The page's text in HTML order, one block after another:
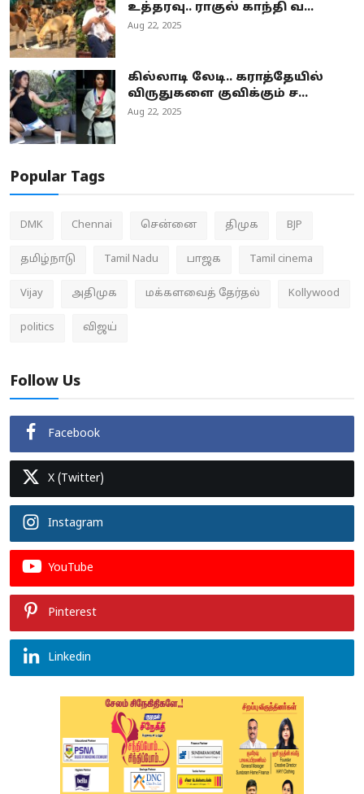
உத்தரவு.. ராகுல் காந்தி வ...
Aug 22, 2025
கில்லாடி லேடி.. கராத்தேயில்
விருதுகளை குவிக்கும் ச...
Aug 22, 2025
Popular Tags
DMK Chennai சென்னை திமுக BJP
தமிழ்நாடு Tamil Nadu பாஜக Tamil cinema
Vijay அதிமுக மக்களவைத் தேர்தல் Kollywood
politics விஜய்
Follow Us
Facebook
X (Twitter)
Instagram
YouTube
Pinterest
Linkedin